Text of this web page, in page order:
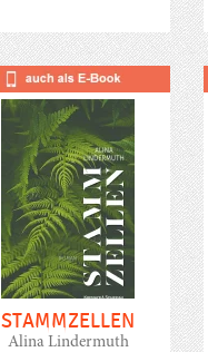
STAMMZELLEN
Alina Lindermuth